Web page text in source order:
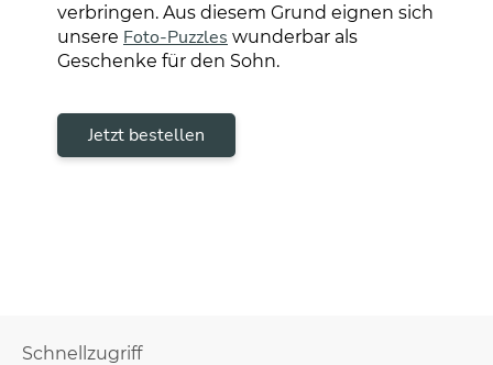
verbringen. Aus diesem Grund eignen sich
unsere Foto-Puzzles wunderbar als
Geschenke für den Sohn.
Jetzt bestellen
Schnellzugriff